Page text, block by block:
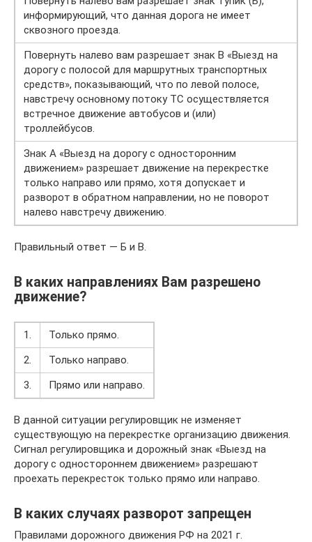
информирующий, что данная дорога не имеет
сквозного проезда.
Повернуть налево вам разрешает знак В «Выезд на
дорогу с полосой для маршрутных транспортных
средств», показывающий, что по левой полосе,
навстречу основному потоку ТС осуществляется
встречное движение автобусов и (или)
троллейбусов.
Знак А «Выезд на дорогу с односторонним
движением» разрешает движение на перекрестке
только направо или прямо, хотя допускает и
разворот в обратном направлении, но не поворот
налево навстречу движению.
Правильный ответ — Б и В.
В каких направлениях Вам разрешено
движение?
1.
Только прямо.
2.
Только направо.
3.
Прямо или направо.
В данной ситуации регулировщик не изменяет
существующую на перекрестке организацию движения.
Сигнал регулировщика и дорожный знак «Выезд на
дорогу с одностороннем движением» разрешают
проехать перекресток только прямо или направо.
В каких случаях разворот запрещен
Правилами дорожного движения РФ на 2021 г.